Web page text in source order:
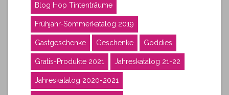
Blog Hop Tintenträume
Frühjahr-Sommerkatalog 2019
Gastgeschenke Geschenke Goddies
Gratis-Produkte 2021 Jahreskatalog 21-22
Jahreskatalog 2020-2021